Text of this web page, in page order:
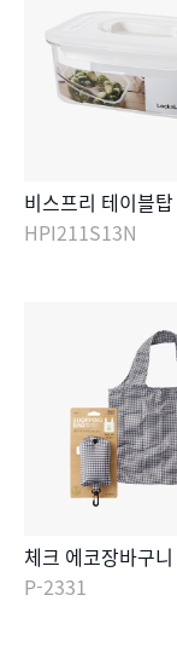
비스프리 테이블
HPI211S13N
체크 에코장바구니
P-2331